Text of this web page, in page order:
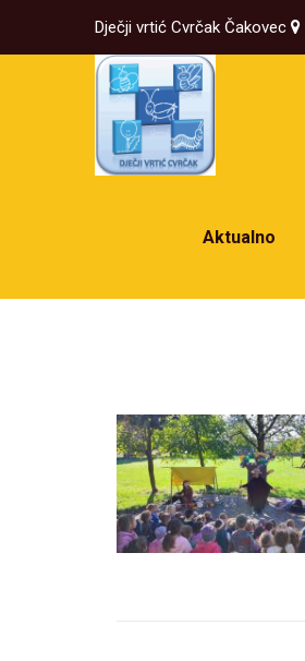
Dječji vrtić Cvrčak Čakovec
Aktualno